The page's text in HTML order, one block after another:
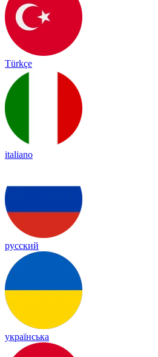
Türkçe
italiano
русский
українська